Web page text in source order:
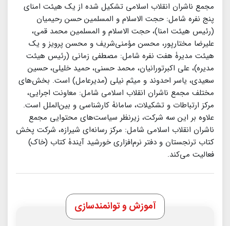
مجمع ناشران انقلاب اسلامی تشکیل شده از یک هیئت امنای
پنج نفره شامل: حجت الاسلام و المسلمین حسن رحیمیان
(رئیس هیئت امنا)، حجت الاسلام و المسلمین محمد قمی،
علیرضا مختارپور، محسن مؤمنی‌شریف و محسن پرویز و یک
هیئت مدیرۀ هفت نفره شامل: مصطفی زمانی (رئیس هیئت
مدیره)، علی اکبرتورانیان، محمد حسنی، حمید خلیلی، حسین
سعیدی، یاسر احدوند و میثم نیلی (مدیرعامل) است. بخش‌های
مختلف مجمع ناشران انقلاب اسلامی شامل: معاونت اجرایی،
مرکز ارتباطات و تشکیلات، سامانۀ کارشناسی و بین‌الملل است.
علاوه بر این سه شرکت، زیرنظر سیاست‌های محتوایی مجمع
ناشران انقلاب اسلامی شامل: مرکز رسانه‌ای شیرازه، شرکت پخش
کتاب ترنجستان و دفتر نرم‌افزاری خورشید آیندۀ کتاب (خاک)
فعالیت می‌کند.
آموزش و توانمندسازی